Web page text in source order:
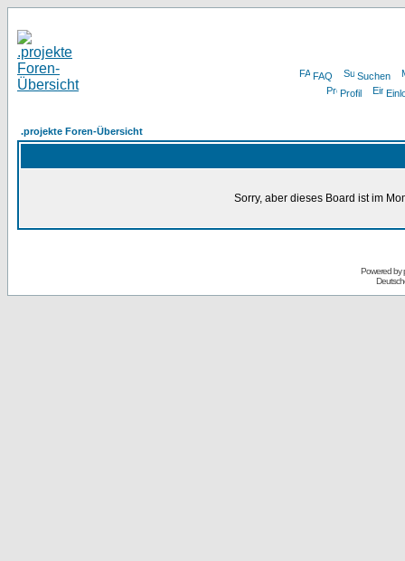
FAQ
Suchen
Profil
.projekte Foren-Übersicht
Sorry, aber dieses Board ist im
Powered by